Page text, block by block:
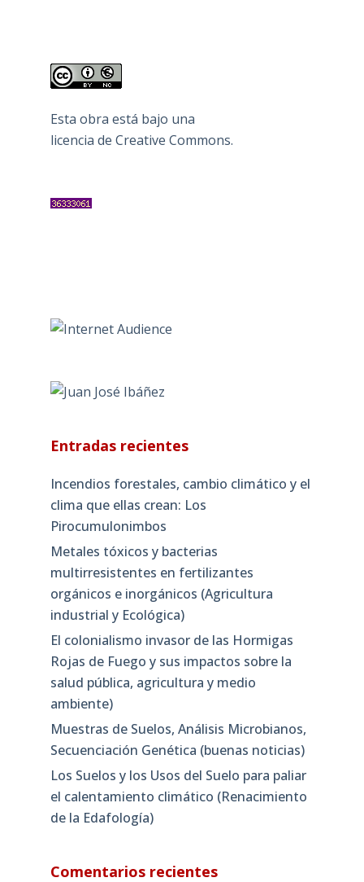
Esta obra está bajo una
licencia de Creative Commons.
Entradas recientes
Incendios forestales, cambio climático y el
clima que ellas crean: Los
Pirocumulonimbos
Metales tóxicos y bacterias
multirresistentes en fertilizantes
orgánicos e inorgánicos (Agricultura
industrial y Ecológica)
El colonialismo invasor de las Hormigas
Rojas de Fuego y sus impactos sobre la
salud pública, agricultura y medio
ambiente)
Muestras de Suelos, Análisis Microbianos,
Secuenciación Genética (buenas noticias)
Los Suelos y los Usos del Suelo para paliar
el calentamiento climático (Renacimiento
de la Edafología)
Comentarios recientes